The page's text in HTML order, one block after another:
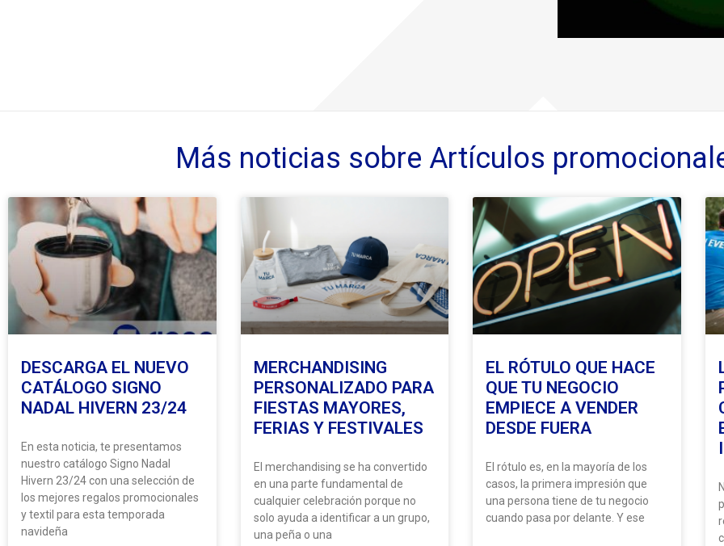
Más noticias sobre Artículos
DESCARGA EL NUEVO
CATÁLOGO SIGNO
NADAL HIVERN 23/24
En esta noticia, te presentamos
nuestro catálogo Signo Nadal
Hivern 23/24 con una selección de
los mejores regalos promocionales
y textil para esta temporada
navideña
MERCHANDISING
PERSONALIZADO PARA
FIESTAS MAYORES,
FERIAS Y FESTIVALES
El merchandising se ha convertido
en una parte fundamental de
cualquier celebración porque no
solo ayuda a identificar a un grupo,
una peña o una
EL RÓTULO QUE HACE
QUE TU NEGOCIO
EMPIECE A VENDER
DESDE FUERA
El rótulo es, en la mayoría de los
casos, la primera impresión que
una persona tiene de tu negocio
cuando pasa por delante. Y ese